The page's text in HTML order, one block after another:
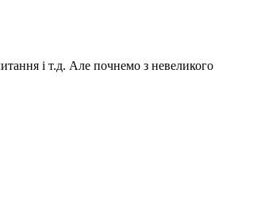
і т.д. Але почнемо з невеликого